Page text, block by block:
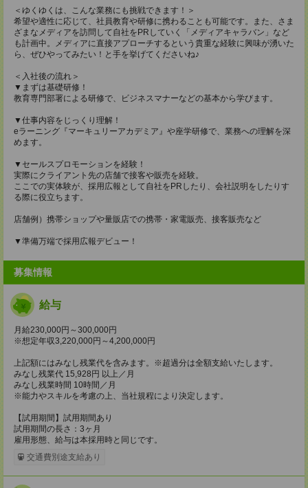
＜ゆくゆくは、こんな業務にも挑戦できます！＞
希望や適性に応じて、社員教育や研修に携わることも可能です。また、さま
ざまなメディアを訪問して自社をPRしていく「メディアキャラバン」など
も計画中。メディアに直接アプローチするという貴重な経験に興味が湧いた
ら、ぜひやってみたい！と手を挙げてくださいね♪
＜入社後の流れ＞
▼まずは基礎研修！
教育専門部署による研修で、ビジネスマナーなどの基本から学びます。
▼仕事内容をじっくり理解！
eラーニング『マーキュリーアカデミア』や座学研修で、業務への理解を深
めます。
▼セールスプロモーションを経験！
実際にクライアント先の店舗で接客や販売を経験。
ここでの実体験が、採用広報として自社をPRしたり、会社説明をしたりす
る際に役立ちます。
店舗例）携帯ショップや量販店での携帯・家電販売、接客販売など
▼準備万端で採用広報デビュー！
募集情報
給与
月給230,000円～300,000円
※想定年収3,220,000円～4,200,000円
上記額にはみなし残業代を含みます。※超過分は全額支給いたします。
みなし残業代 15,928円 以上／月
みなし残業時間 10時間／月
※能力やスキルを考慮の上、当社規程により決定します。
【試用期間】試用期間あり
試用期間の長さ：3ヶ月
雇用形態、給与は本採用時と同じです。
交通費別途支給あり